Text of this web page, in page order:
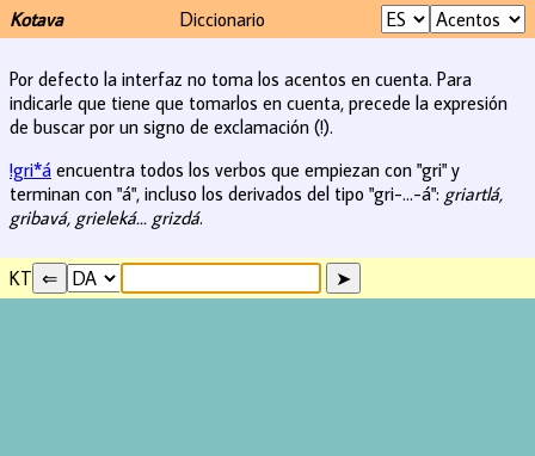
Kotava Diccionario
Por defecto la interfaz no toma los acentos en cuenta. Para
indicarle que tiene que tomarlos en cuenta, precede la expresión
de buscar por un signo de exclamación (!).
!gri*á encuentra todos los verbos que empiezan con "gri" y
terminan con "á", incluso los derivados del tipo "gri-...-á": griartlá,
gribavá, grieleká... grizdá.
KT